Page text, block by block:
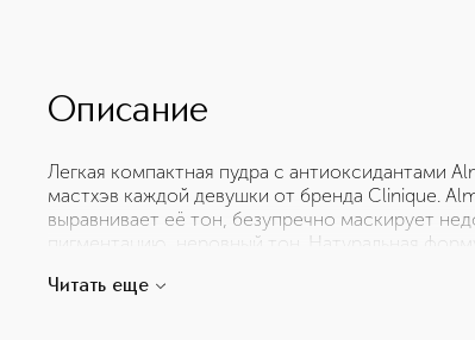
Описание
Легкая компактная пудра с антиоксидантами
мастхэв каждой девушки от бренда Clinique.
выравнивает её тон, безупречно маскирует
пигментацию, неровный тон. Натуральная
ультрафиолетовых лучей. Пото- и
Читать еще